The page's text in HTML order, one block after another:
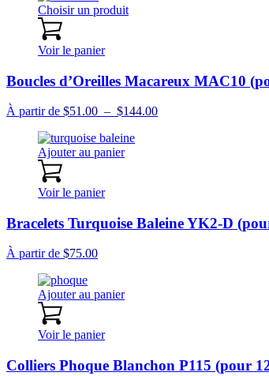
Choisir un produit
Voir le panier
Boucles d’Oreilles Macareux MAC10
À partir de $51.00 – $144.00Plage
Ajouter au panier
Voir le panier
Bracelets Turquoise Baleine YK2-D
À partir de $75.00
Ajouter au panier
Voir le panier
Colliers Phoque Blanchon P115 (pour